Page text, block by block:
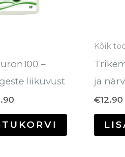
–
liikuvust
Kõik
ja
€12.90